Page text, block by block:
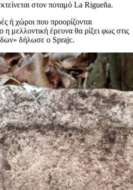
στον ποταμό La Rigueña.
ή χώροι που προορίζονται
η μελλοντική έρευνα θα ρίξει φως στις
δήλωσε ο Sprajc.